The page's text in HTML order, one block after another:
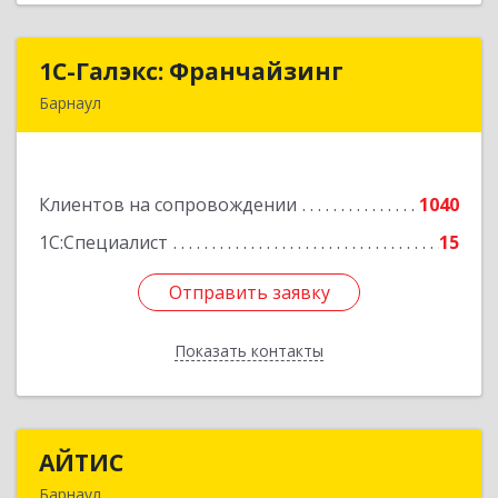
1С-Галэкс: Франчайзинг
Барнаул
Клиентов на сопровождении
1040
1С:Специалист
15
Отправить заявку
Показать контакты
1С-Галэкс: Франчайзинг
Подробнее
Отправить заявку
Назад
АЙТИС